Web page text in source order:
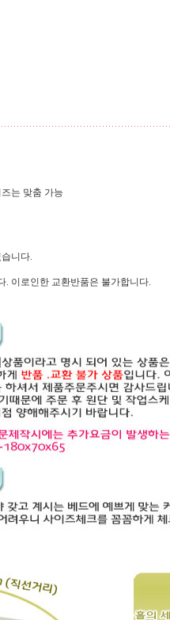
는 맞춤 가능
니다.
이로인한 교환반품은 불가합니다.